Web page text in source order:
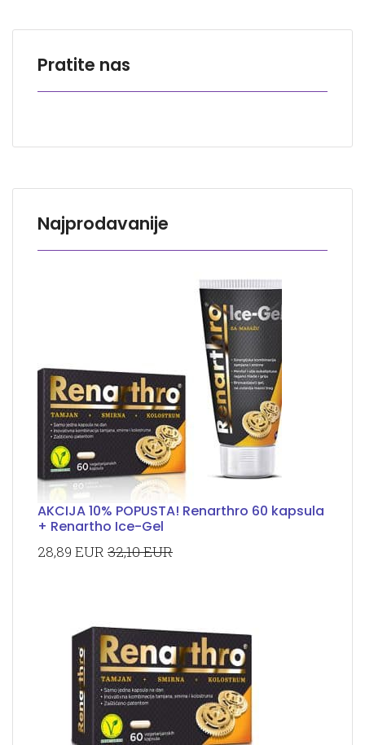
Pratite nas
Najprodavanije
AKCIJA 10% POPUSTA! Renarthro 60 kapsula
+ Renartho Ice-Gel
28,89 EUR 32,10 EUR